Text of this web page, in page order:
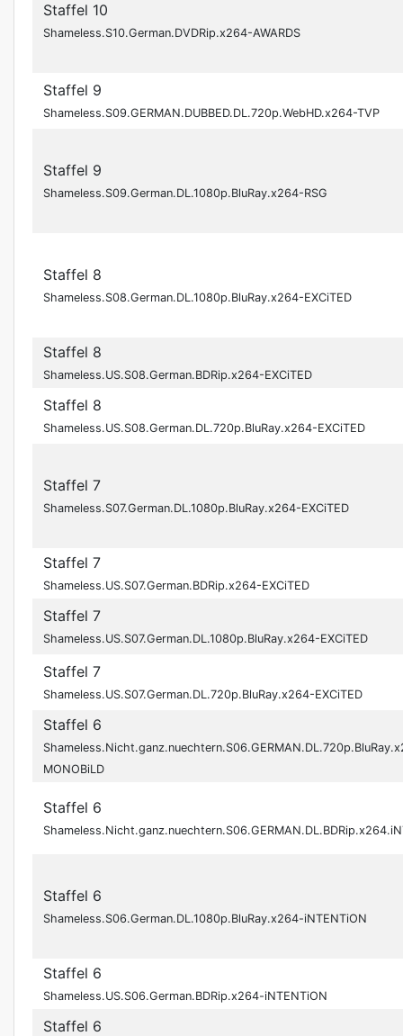
Staffel 10
Shameless.S10.German.DVDRip.x264-AWARDS
Staffel 9
Shameless.S09.GERMAN.DUBBED.DL.720p.WebHD.x264-TVP
Staffel 9
Shameless.S09.German.DL.1080p.BluRay.x264-RSG
Staffel 8
Shameless.S08.German.DL.1080p.BluRay.x264-EXCiTED
Staffel 8
Shameless.US.S08.German.BDRip.x264-EXCiTED
Staffel 8
Shameless.US.S08.German.DL.720p.BluRay.x264-EXCiTED
Staffel 7
Shameless.S07.German.DL.1080p.BluRay.x264-EXCiTED
Staffel 7
Shameless.US.S07.German.BDRip.x264-EXCiTED
Staffel 7
Shameless.US.S07.German.DL.1080p.BluRay.x264-EXCiTED
Staffel 7
Shameless.US.S07.German.DL.720p.BluRay.x264-EXCiTED
Staffel 6
MONOBiLD
Staffel 6
Staffel 6
Shameless.S06.German.DL.1080p.BluRay.x264-iNTENTiON
Staffel 6
Shameless.US.S06.German.BDRip.x264-iNTENTiON
Staffel 6